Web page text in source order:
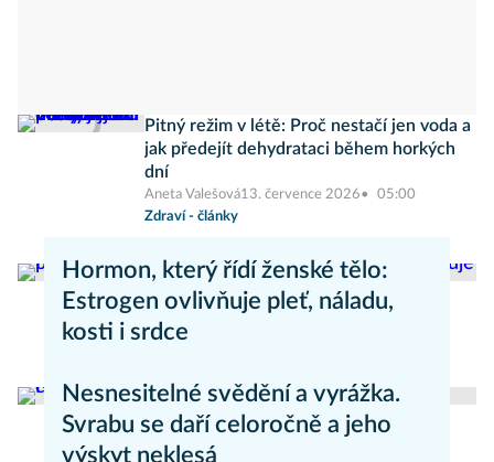
Pitný režim v létě: Proč nestačí jen voda a
jak předejít dehydrataci během horkých
dní
Aneta Valešová13. července 2026
05:00
Zdraví - články
Hormon, který řídí ženské tělo:
Estrogen ovlivňuje pleť, náladu,
kosti i srdce
Nesnesitelné svědění a vyrážka.
Svrabu se daří celoročně a jeho
výskyt neklesá